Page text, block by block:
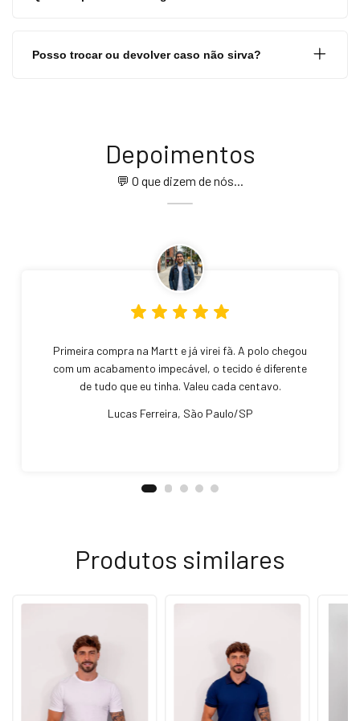
Posso trocar ou devolver caso não sirva?
Depoimentos
💬 O que dizem de nós...
Primeira compra na Martt e já virei fã. A polo chegou
com um acabamento impecável, o tecido é diferente
de tudo que eu tinha. Valeu cada centavo.
Lucas Ferreira, São Paulo/SP
Produtos similares